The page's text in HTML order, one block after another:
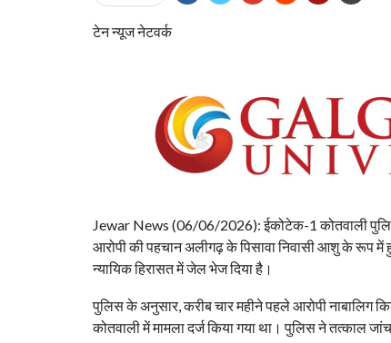
टेन न्यूज नेटवर्क
Jewar News (06/06/2026): ईकोटेक-1 कोतवाली
आरोपी की पहचान अलीगढ़ के पिसावा निवासी आशु के रूप में
न्यायिक हिरासत में जेल भेज दिया है।
पुलिस के अनुसार, करीब चार महीने पहले आरोपी नाबालिग
कोतवाली में मामला दर्ज किया गया था। पुलिस ने तत्काल